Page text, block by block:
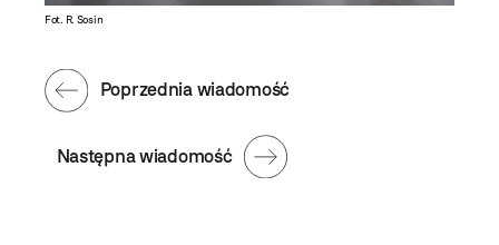
Fot. R. Sosin
Następna wiadomość
Poprzednia wiadomość